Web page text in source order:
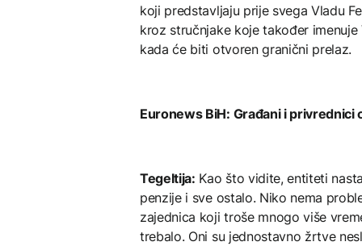
koji predstavljaju prije svega Vladu
kroz stručnjake koje također
kada će biti otvoren granični prelaz.
Euronews BiH: Građani i
Tegeltija: Kao što vidite, entiteti
penzije i sve ostalo. Niko nema
zajednica koji troše mnogo više
trebalo. Oni su jednostavno žrtve